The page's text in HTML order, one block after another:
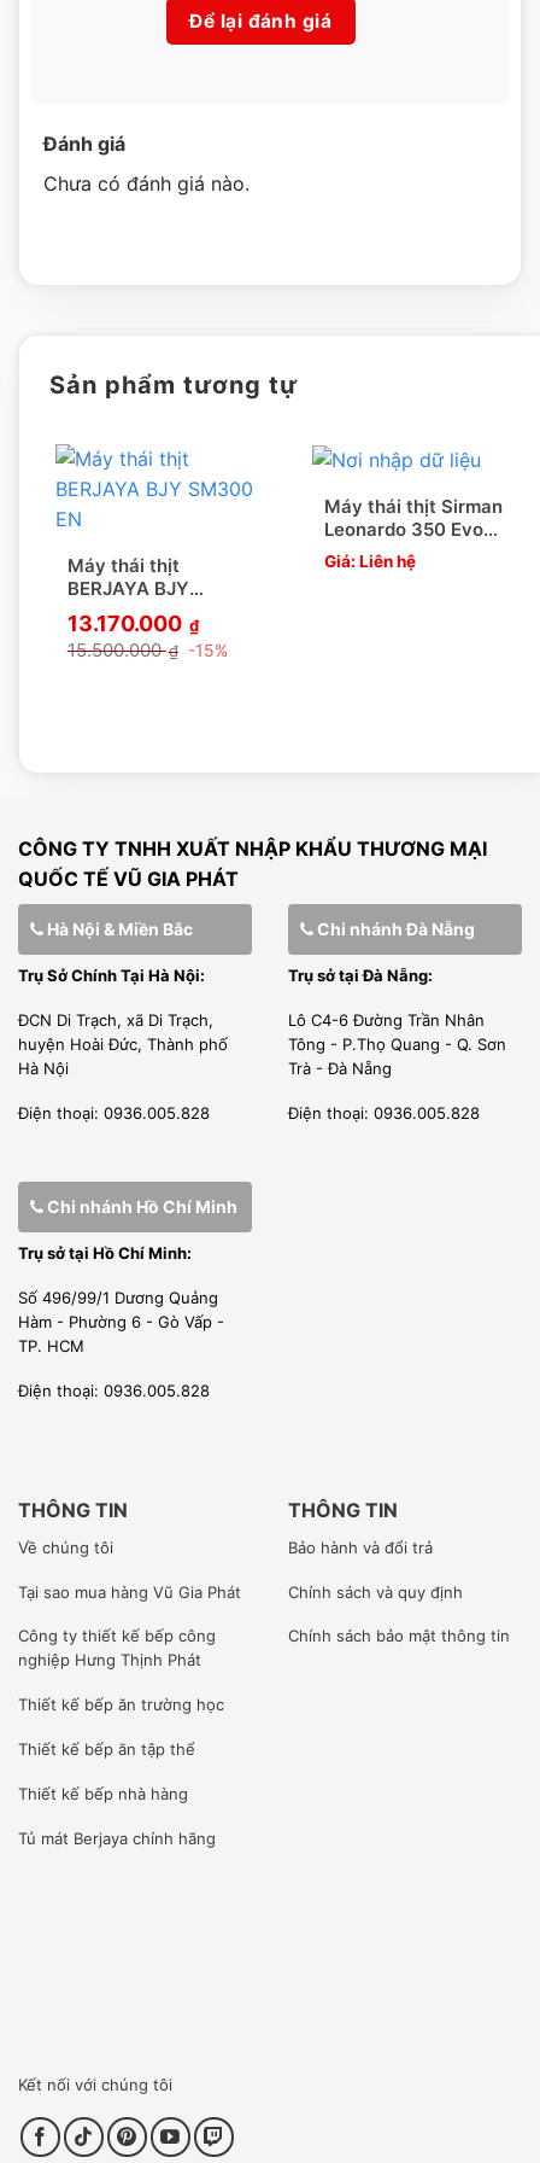
– Thiết kế nhỏ gọn, chắc chắn
– Lát thịt được thái mỏng, đều nhau. Bộ phận mài lưỡi dao
Để lại đánh giá
Đánh giá
Chưa có đánh giá nào.
Sản phẩm tương tự
Máy thái thịt
BERJAYA BJY
SM300 EN
13.170.000 ₫
15.500.000₫ -15%
Máy thái thịt Sirman
Leonardo 350 Evo
BS2
Giá: Liên hệ
CÔNG TY TNHH XUẤT NHẬP KHẨU THƯƠNG MẠI
QUỐC TẾ VŨ GIA PHÁT
Hà Nội & Miền Bắc
Trụ Sở Chính Tại Hà Nội:
ĐCN Di Trạch, xã Di Trạch,
huyện Hoài Đức, Thành phố
Hà Nội
Điện thoại: 0936.005.828
Chi nhánh Đà Nẵng
Trụ sở tại Đà Nẵng:
Lô C4-6 Đường Trần Nhân
Tông - P.Thọ Quang - Q. Sơn
Trà - Đà Nẵng
Điện thoại: 0936.005.828
Chi nhánh Hồ Chí Minh
Trụ sở tại Hồ Chí Minh:
Số 496/99/1 Dương Quảng
Hàm - Phường 6 - Gò Vấp -
TP. HCM
Điện thoại: 0936.005.828
THÔNG TIN
Về chúng tôi
Tại sao mua hàng Vũ Gia Phát
Công ty thiết kế bếp công
nghiệp Hưng Thịnh Phát
Thiết kế bếp ăn trường học
Thiết kế bếp ăn tập thể
Thiết kế bếp nhà hàng
Tủ mát Berjaya chính hãng
THÔNG TIN
Bảo hành và đổi trả
Chính sách và quy định
Chính sách bảo mật thông tin
Kết nối với chúng tôi